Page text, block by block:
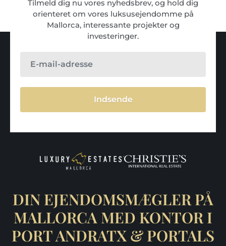
Tilmeld dig nu vores nyhedsbrev, og hold dig
orienteret om vores luksusejendomme på
Mallorca, interessante projekter og
investeringer.
Indsende
DIN EJENDOMSMÆGLER PÅ
MALLORCA MED KONTOR I
PORT ANDRATX & PORTALS